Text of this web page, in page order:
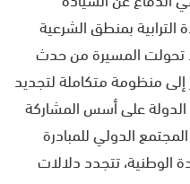
الترابية بمنطق الشرعية
تحولت المسيرة من حدث
إلى منظومة متكاملة لتجديد
الدولة على أسس المشاركة
الدولي للمبادرة
الوطنية، تتجدد دلالات